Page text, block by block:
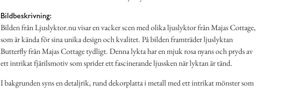
Bildbeskrivning:
Bilden från Ljuslyktor.nu visar en vacker scen med olika ljuslyktor från Majas Cottage,
som är kända för sina unika design och kvalitet. På bilden framträder ljuslyktan
Butterfly från Majas Cottage tydligt. Denna lykta har en mjuk rosa nyans och pryds av
ett intrikat fjärilsmotiv som sprider ett fascinerande ljussken när lyktan är tänd.
I bakgrunden syns en detaljrik, rund dekorplatta i metall med ett intrikat mönster som